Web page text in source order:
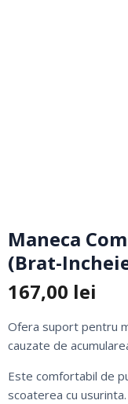
Maneca
(Brat-
167,00 lei
Ofera suport pentru
cauzate de
Este comfortabil de
scoaterea cu usurinta.